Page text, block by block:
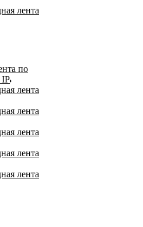
лента
по
IP
лента
лента
лента
лента
лента